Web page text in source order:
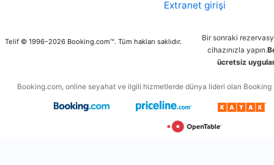
Extranet girişi
Telif © 1996–2026 Booking.com™. Tüm hakları saklıdır.
Bir sonraki
cihazınızla yapın.
ücretsiz
Booking.com, online seyahat ve ilgili hizmetlerde dünya lideri olan Booking